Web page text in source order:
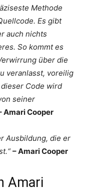
Methode
Es gibt
auch nichts
So kommt es
über die
veranlasst, voreilig
Code wird
seiner
Amari Cooper
Ausbildung, die er
– Amari Cooper
Amari